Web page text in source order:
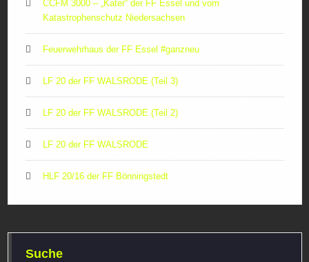
CCFM 3000 – „Kater“ der FF Essel und vom
Katastrophenschutz Niedersachsen
Feuerwehrhaus der FF Essel #ganzneu
LF 20 der FF WALSRODE (Teil 3)
LF 20 der FF WALSRODE (Teil 2)
LF 20 der FF WALSRODE
HLF 20/16 der FF Bönningstedt
Suche